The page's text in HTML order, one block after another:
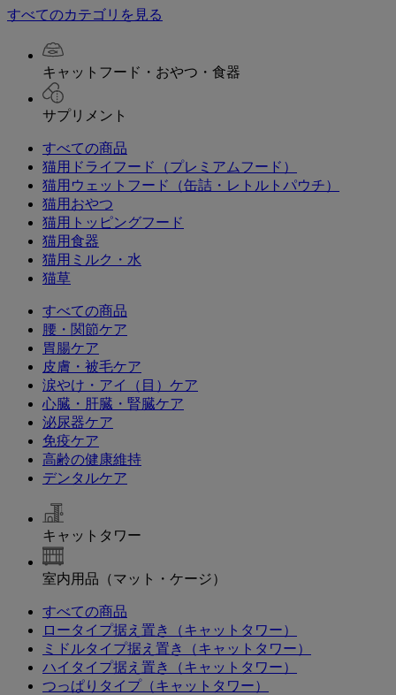
すべてのカテゴリを見る
キャットフード・おやつ・食器
サプリメント
すべての商品
猫用ドライフード（プレミアムフード）
猫用ウェットフード（缶詰・レトルトパウチ）
猫用おやつ
猫用トッピングフード
猫用食器
猫用ミルク・水
猫草
すべての商品
腰・関節ケア
胃腸ケア
皮膚・被毛ケア
涙やけ・アイ（目）ケア
心臓・肝臓・腎臓ケア
泌尿器ケア
免疫ケア
高齢の健康維持
デンタルケア
キャットタワー
室内用品（マット・ケージ）
すべての商品
ロータイプ据え置き（キャットタワー）
ミドルタイプ据え置き（キャットタワー）
ハイタイプ据え置き（キャットタワー）
つっぱりタイプ（キャットタワー）